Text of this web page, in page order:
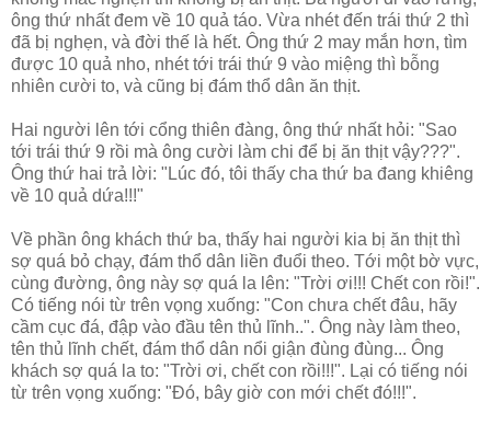
ông thứ nhất đem về 10 quả táo. Vừa nhét đến trái thứ 2 thì
đã bị nghẹn, và đời thế là hết. Ông thứ 2 may mắn hơn, tìm
được 10 quả nho, nhét tới trái thứ 9 vào miệng thì bỗng
nhiên cười to, và cũng bị đám thổ dân ăn thịt.
Hai người lên tới cổng thiên đàng, ông thứ nhất hỏi: "Sao
tới trái thứ 9 rồi mà ông cười làm chi để bị ăn thịt vậy???".
Ông thứ hai trả lời: "Lúc đó, tôi thấy cha thứ ba đang khiêng
về 10 quả dứa!!!"
Về phần ông khách thứ ba, thấy hai người kia bị ăn thịt thì
sợ quá bỏ chạy, đám thổ dân liền đuổi theo. Tới một bờ vực,
cùng đường, ông này sợ quá la lên: "Trời ơi!!! Chết con rồi!".
Có tiếng nói từ trên vọng xuống: "Con chưa chết đâu, hãy
cầm cục đá, đập vào đầu tên thủ lĩnh..". Ông này làm theo,
tên thủ lĩnh chết, đám thổ dân nổi giận đùng đùng... Ông
khách sợ quá la to: "Trời ơi, chết con rồi!!!". Lại có tiếng nói
từ trên vọng xuống: "Đó, bây giờ con mới chết đó!!!".